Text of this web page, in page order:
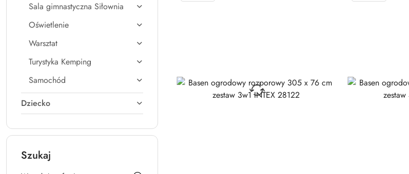
Sala gimnastyczna Siłownia
Oświetlenie
Warsztat
Turystyka Kemping
Samochód
Dziecko
Szukaj